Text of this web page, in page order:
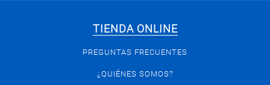
TIENDA ONLINE
PREGUNTAS FRECUENTES
¿QUIÉNES SOMOS?